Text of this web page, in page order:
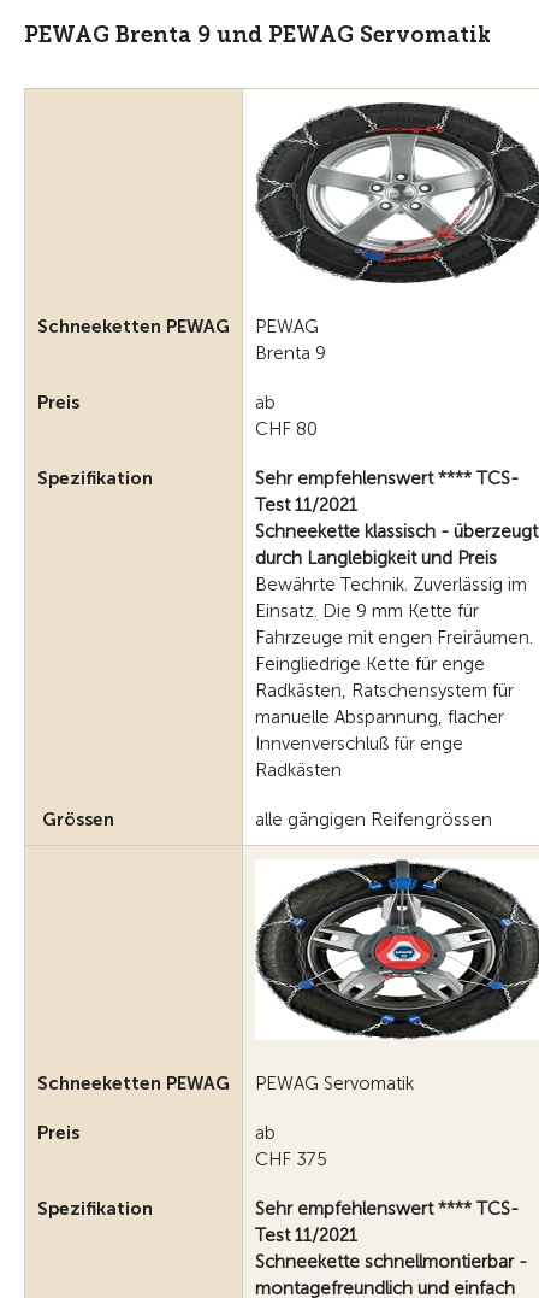
PEWAG Brenta 9 und PEWAG Servomatik
Schneeketten PEWAG
PEWAG
Brenta 9
Preis
ab
CHF 80
Spezifikation
Sehr empfehlenswert **** TCS-
Test 11/2021
Schneekette klassisch - überzeugt
durch Langlebigkeit und Preis
Bewährte Technik. Zuverlässig im
Einsatz. Die 9 mm Kette für
Fahrzeuge mit engen Freiräumen.
Feingliedrige Kette für enge
Radkästen, Ratschensystem für
manuelle Abspannung, flacher
Innvenverschluß für enge
Radkästen
Grössen alle gängigen Reifengrössen
Schneeketten PEWAG PEWAG Servomatik
Preis
ab
CHF 375
Spezifikation
Sehr empfehlenswert **** TCS-
Test 11/2021
Schneekette schnellmontierbar -
montagefreundlich und einfach